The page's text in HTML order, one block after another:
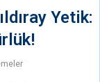
Yetik: